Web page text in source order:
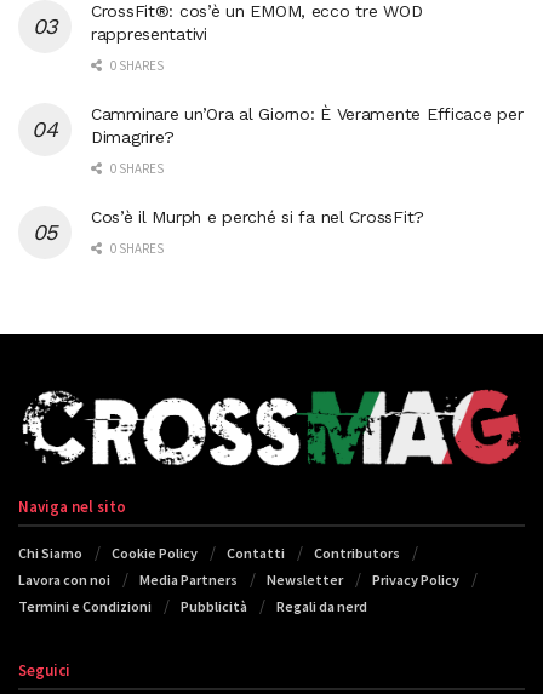
CrossFit®: cos’è un EMOM, ecco tre WOD
rappresentativi
0 SHARES
Camminare un’Ora al Giorno: È Veramente Efficace per
Dimagrire?
0 SHARES
Cos’è il Murph e perché si fa nel CrossFit?
0 SHARES
Naviga nel sito
Chi Siamo Cookie Policy Contatti
Contributors
Lavora con noi
Media Partners Newsletter
Privacy Policy
Termini e Condizioni
Pubblicità Regali da nerd
Seguici